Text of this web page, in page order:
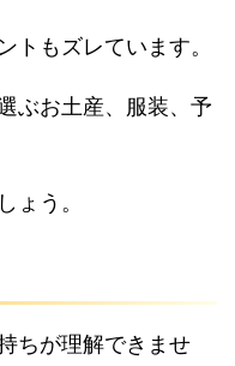
トもズレています。
ぶお土産、服装、予
ょう。
ちが理解できませ